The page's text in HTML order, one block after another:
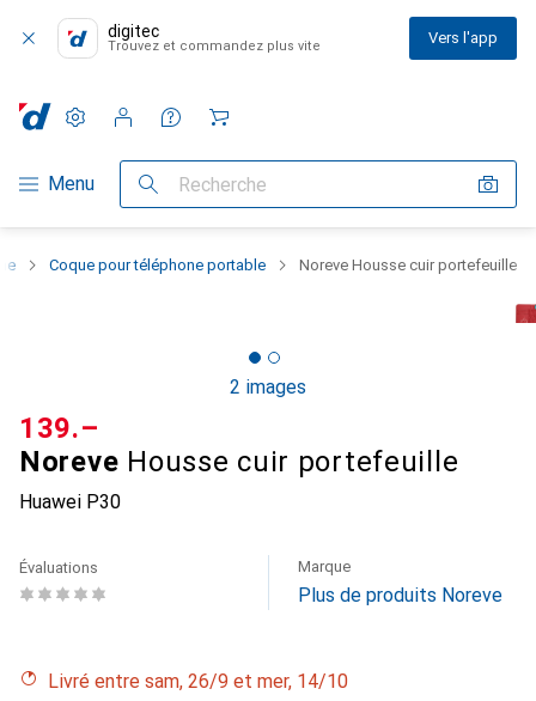
digitec
Trouvez et commandez plus vite Vers l'app
Navigation par catégorie
Menu Recherche
Paramètres
Compte client
Listes de comparaison
Listes d'envies
Panier
Coque pour téléphone portable Noreve Housse cuir portefeuille
2 images
Noreve Housse cuir portefeuille
Huawei P30
CHF
139.–
Évaluations Marque
Plus de produits Noreve
Livré entre sam, 26/9 et mer, 14/10